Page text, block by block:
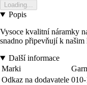
Loading...
Popis
Vysoce kvalitní náramky
snadno připevňují k
Další informace
Marki
Odkaz na dodavatele